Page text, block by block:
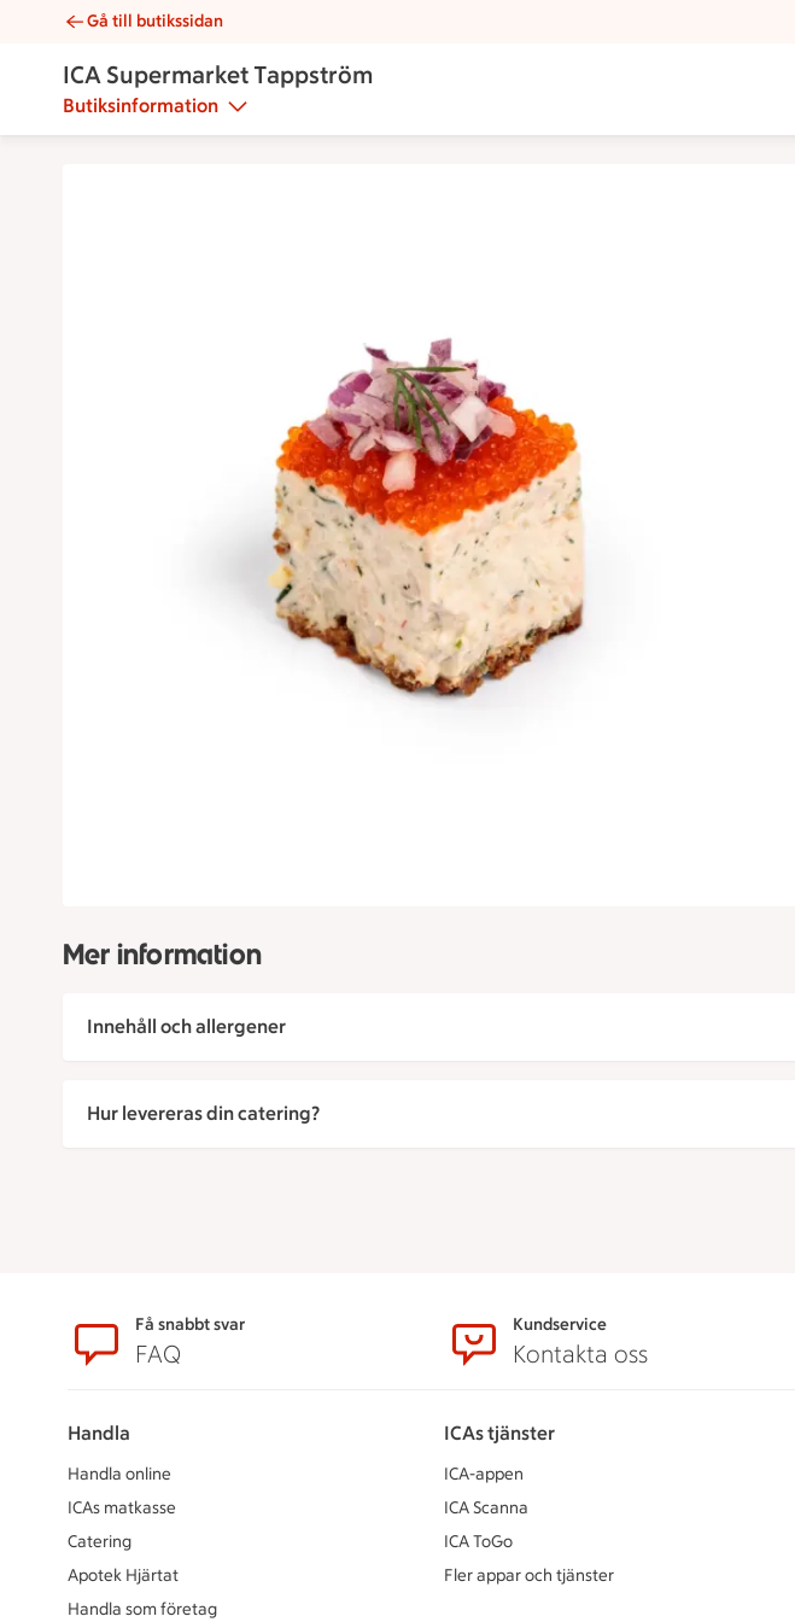
Snitt skagenruta | Catering ICA Supermarket Tappström
Gå till butikssidan
ICA Supermarket Tappström
Butiksinformation
Mer information
Innehåll och allergener
Hur levereras din catering?
SidfotFå snabbt svar
FAQ
Kundservice
Kontakta oss
Handla
Handla online
ICAs matkasse
Catering
Apotek Hjärtat
Handla som företag
ICAs tjänster
ICA-appen
ICA Scanna
ICA ToGo
Fler appar och tjänster